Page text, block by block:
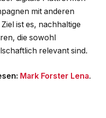
mit anderen
ist es, nachhaltige
die sowohl
relevant sind.
Mark Forster Lena.